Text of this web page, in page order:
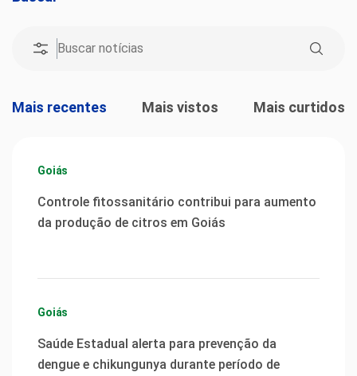
Mais recentes Mais vistos Mais curtidos
Goiás
Controle fitossanitário contribui para aumento
da produção de citros em Goiás
Goiás
Saúde Estadual alerta para prevenção da
dengue e chikungunya durante período de